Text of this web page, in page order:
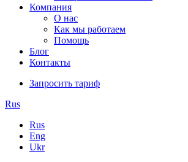
Компания
О нас
Как мы работаем
Помощь
Блог
Контакты
Запросить тариф
Rus
Rus
Eng
Ukr